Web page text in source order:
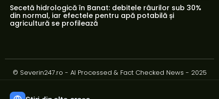
Secetă hidrologică în Banat: debitele râurilor sub 30%
din normal, iar efectele pentru apă potabilă și
agricultură se profilează
© Severin247.ro - AI Processed & Fact Checked News - 2025